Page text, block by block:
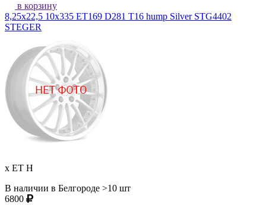
в корзину
8,25x22,5 10x335 ET169 D281 T16 hump Silver STG4402
STEGER
x ET H
В наличии в Белгороде >10 шт
6800